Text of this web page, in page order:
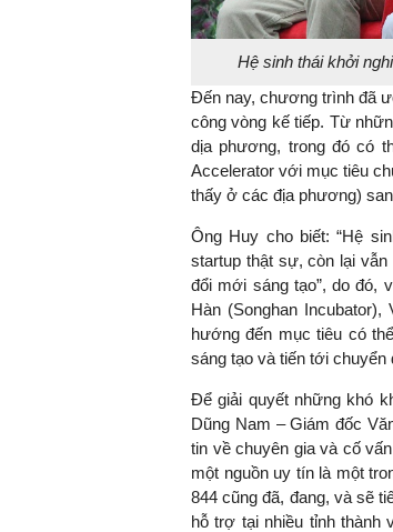
Hệ sinh thái khởi
Đến nay, chương trình đã
công vòng kế tiếp. Từ
dịa phương, trong đó có
Accelerator với mục tiêu
thấy ở các địa phương)
Ông Huy cho biết: “Hệ
startup thật sự, còn lại
đổi mới sáng tạo”, do đó,
Hàn (Songhan
hướng đến mục tiêu có
sáng tạo và tiến tới chuyển
Để giải quyết những khó
Dũng Nam – Giám đốc
tin về chuyên gia và cố
một nguồn uy tín là một
844 cũng đã, đang, và sẽ
hỗ trợ tại nhiều tỉnh